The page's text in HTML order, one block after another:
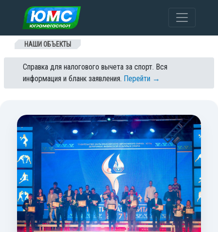
Перейти к содержанию
НАШИ ОБЪЕКТЫ
Справка для налогового вычета за спорт. Вся
информация и бланк заявления. Перейти →